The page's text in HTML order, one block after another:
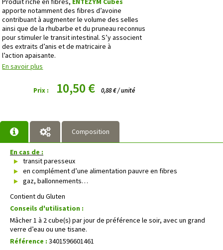
apporte notamment des fibres d’avoine
contribuant à augmenter le volume des selles
ainsi que de la rhubarbe et du pruneau reconnus
pour stimuler le transit intestinal. S’y associent
des extraits d’anis et de matricaire à
l’action apaisante.
En savoir plus
Prix : 10,50 € 0,88 € / unité
Composition
En cas de :
transit paresseux
en complément d’une alimentation pauvre en fibres
gaz, ballonnements…
Contient du Gluten
Conseils d'utilisation :
Mâcher 1 à 2 cube(s) par jour de préférence le soir, avec un grand
verre d’eau ou une tisane.
Référence : 3401596601461